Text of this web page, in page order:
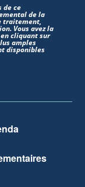
de ce
de la
traitement,
Vous avez la
cliquant sur
amples
disponibles